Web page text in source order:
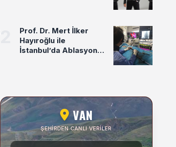
Prof. Dr. Mert İlker
Hayıroğlu ile
İstanbul’da Ablasyon
VAN
ŞEHIRDEN CANLI VERILER